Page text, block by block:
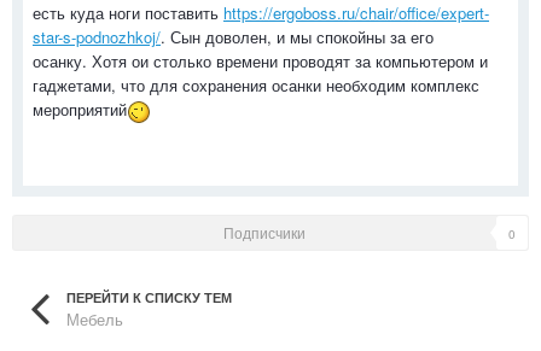
есть куда ноги поставить https://ergoboss.ru/chair/office/expert-
star-s-podnozhkoj/. Сын доволен, и мы спокойны за его
осанку. Хотя ои столько времени проводят за компьютером и
гаджетами, что для сохранения осанки необходим комплекс
мероприятий
Подписчики 0
ПЕРЕЙТИ К СПИСКУ ТЕМ
Мебель